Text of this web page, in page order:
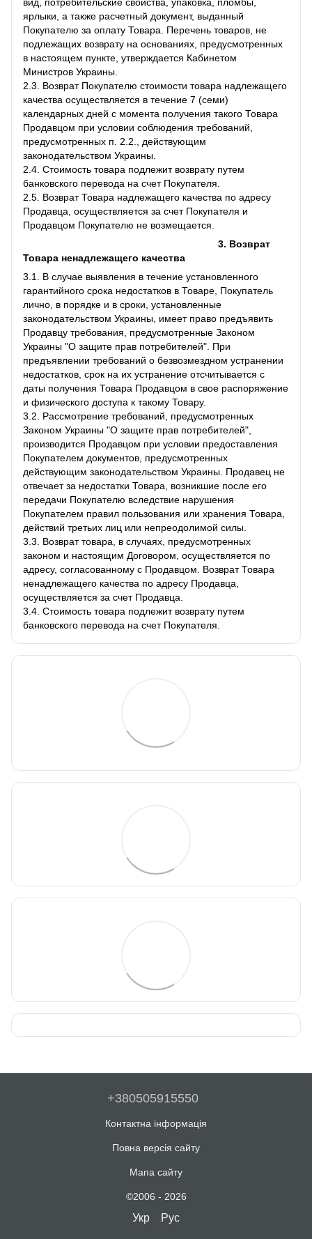
ярлыки, а также расчетный документ, выданный
Покупателю за оплату Товара. Перечень товаров, не
подлежащих возврату на основаниях, предусмотренных
в настоящем пункте, утверждается Кабинетом
Министров Украины.
2.3. Возврат Покупателю стоимости товара надлежащего
качества осуществляется в течение 7 (семи)
календарных дней с момента получения такого Товара
Продавцом при условии соблюдения требований,
предусмотренных п. 2.2., действующим
законодательством Украины.
2.4. Стоимость товара подлежит возврату путем
банковского перевода на счет Покупателя.
2.5. Возврат Товара надлежащего качества по адресу
Продавца, осуществляется за счет Покупателя и
Продавцом Покупателю не возмещается.
3. Возврат
Товара ненадлежащего качества
3.1. В случае выявления в течение установленного
гарантийного срока недостатков в Товаре, Покупатель
лично, в порядке и в сроки, установленные
законодательством Украины, имеет право предъявить
Продавцу требования, предусмотренные Законом
Украины "О защите прав потребителей". При
предъявлении требований о безвозмездном устранении
недостатков, срок на их устранение отсчитывается с
даты получения Товара Продавцом в свое распоряжение
и физического доступа к такому Товару.
3.2. Рассмотрение требований, предусмотренных
Законом Украины "О защите прав потребителей",
производится Продавцом при условии предоставления
Покупателем документов, предусмотренных
действующим законодательством Украины. Продавец не
отвечает за недостатки Товара, возникшие после его
передачи Покупателю вследствие нарушения
Покупателем правил пользования или хранения Товара,
действий третьих лиц или непреодолимой силы.
3.3. Возврат товара, в случаях, предусмотренных
законом и настоящим Договором, осуществляется по
адресу, согласованному с Продавцом. Возврат Товара
ненадлежащего качества по адресу Продавца,
осуществляется за счет Продавца.
3.4. Стоимость товара подлежит возврату путем
банковского перевода на счет Покупателя.
+380505915550
Контактна інформація
Повна версія сайту
Мапа сайту
©2006 - 2026
Укр Рус